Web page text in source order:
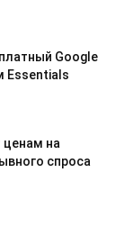
Google
Essentials
ценам на
спроса